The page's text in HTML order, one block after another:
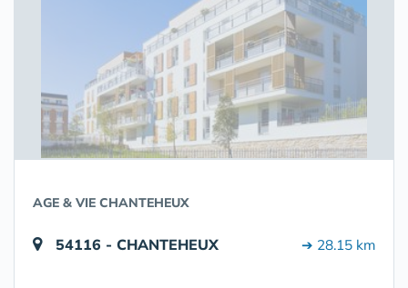
AGE & VIE CHANTEHEUX
54116 - CHANTEHEUX ➔ 28.15 km